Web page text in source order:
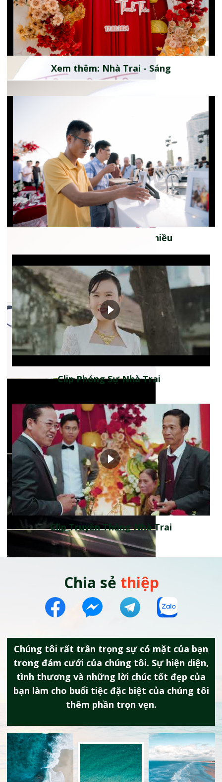
Xem thêm: Nhà Trai - Sáng
Xem thêm: Nhà Trai - Chiều
Clip Phóng Sự Nhà Trai
Clip Truyền Thống Nhà Trai
Chúng tôi rất trân trọng sự có mặt của bạn
trong đám cưới của chúng tôi. Sự hiện diện,
tình thương và những lời chúc tốt đẹp của
bạn làm cho buổi tiệc đặc biệt của chúng tôi
thêm phần trọn vẹn.
Chia sẻ thiệp